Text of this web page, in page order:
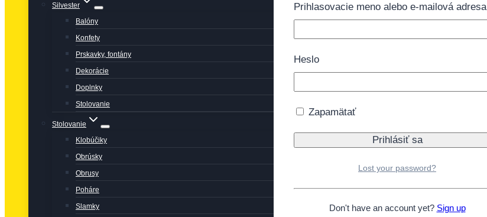
Silvester
Balóny
Konfety
Prskavky, fontány
Dekorácie
Doplnky
Stolovanie
Stolovanie
Klobúčiky
Obrúsky
Obrusy
Poháre
Slamky
Prihlasovacie meno alebo e-mailová adresa
Heslo
Zapamätať
Lost your password?
Don't have an account yet? Sign up